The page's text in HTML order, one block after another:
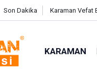
Son Dakika Karaman Vefat
KARAMAN